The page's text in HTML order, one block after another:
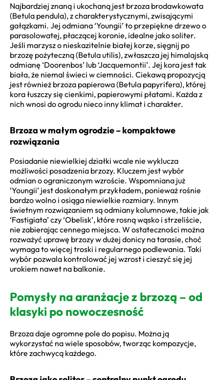
Najbardziej znaną i ukochaną jest brzoza brodawkowata
(Betula pendula), z charakterystycznymi, zwisającymi
gałązkami. Jej odmiana ‘Youngii’ to przepiękne drzewo o
parasolowatej, płaczącej koronie, idealne jako soliter.
Jeśli marzysz o nieskazitelnie białej korze, sięgnij po
brzozę pożyteczną (Betula utilis), zwłaszcza jej himalajską
odmianę ‘Doorenbos’ lub ‘Jacquemontii’. Jej kora jest tak
biała, że niemal świeci w ciemności. Ciekawą propozycją
jest również brzoza papierowa (Betula papyrifera), której
kora łuszczy się cienkimi, papierowymi płatami. Każda z
nich wnosi do ogrodu nieco inny klimat i charakter.
Brzoza w małym ogrodzie – kompaktowe
rozwiązania
Posiadanie niewielkiej działki wcale nie wyklucza
możliwości posadzenia brzozy. Kluczem jest wybór
odmian o ograniczonym wzroście. Wspomniana już
‘Youngii’ jest doskonałym przykładem, ponieważ rośnie
bardzo wolno i osiąga niewielkie rozmiary. Innym
świetnym rozwiązaniem są odmiany kolumnowe, takie jak
‘Fastigiata’ czy ‘Obelisk’, które rosną wąsko i strzeliście,
nie zabierając cennego miejsca. W ostateczności można
rozważyć uprawę brzozy w dużej donicy na tarasie, choć
wymaga to więcej troski i regularnego podlewania. Taki
wybór pozwala kontrolować jej wzrost i cieszyć się jej
urokiem nawet na balkonie.
Pomysły na aranżacje z brzozą – od
klasyki po nowoczesność
Brzoza daje ogromne pole do popisu. Można ją
wykorzystać na wiele sposobów, tworząc kompozycje,
które zachwycą każdego.